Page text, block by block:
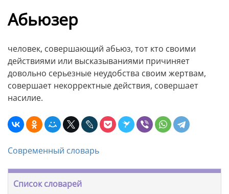
Абьюзер
человек, совершающий абьюз, тот кто своими
действиями или высказываниями причиняет
довольно серьезные неудобства своим жертвам,
совершает некорректные действия, совершает
насилие.
Современный словарь
Список словарей